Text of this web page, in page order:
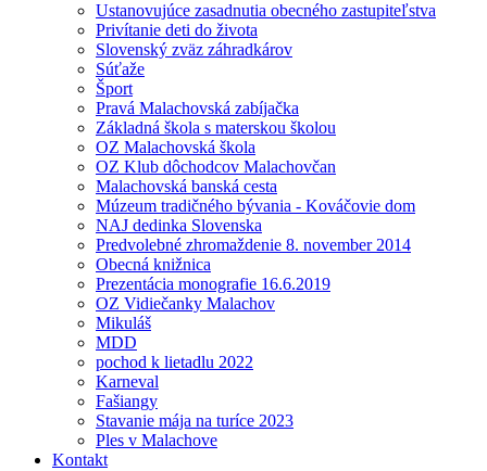
Ustanovujúce zasadnutia obecného zastupiteľstva
Privítanie deti do života
Slovenský zväz záhradkárov
Súťaže
Šport
Pravá Malachovská zabíjačka
Základná škola s materskou školou
OZ Malachovská škola
OZ Klub dôchodcov Malachovčan
Malachovská banská cesta
Múzeum tradičného bývania - Kováčovie dom
NAJ dedinka Slovenska
Predvolebné zhromaždenie 8. november 2014
Obecná knižnica
Prezentácia monografie 16.6.2019
OZ Vidiečanky Malachov
Mikuláš
MDD
pochod k lietadlu 2022
Karneval
Fašiangy
Stavanie mája na turíce 2023
Ples v Malachove
Kontakt